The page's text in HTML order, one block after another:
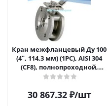
Кран межфланцевый Ду 100
(4ʺ, 114,3 мм) (1PC), AISI 304
(CF8), полнопроходной,
шаровой, односоставной с
ASMEB16.34, ISO5211
30 867.32₽/шт